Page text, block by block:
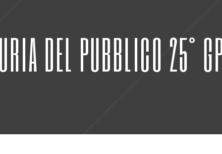
DEL PUBBLICO 25°